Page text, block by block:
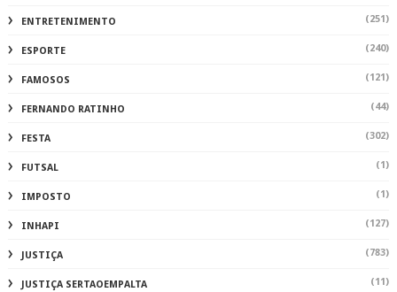
ENTRETENIMENTO (251)
ESPORTE (240)
FAMOSOS (121)
FERNANDO RATINHO (44)
FESTA (302)
FUTSAL (1)
IMPOSTO (1)
INHAPI (127)
JUSTIÇA (783)
JUSTIÇA SERTAOEMPALTA (11)